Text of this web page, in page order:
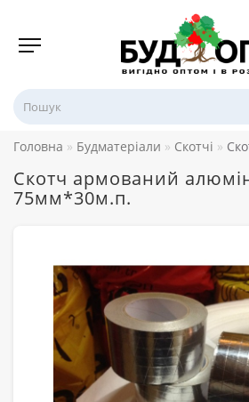
Головна Будматеріали Скотчі
Скотч армований
75мм*30м.п.